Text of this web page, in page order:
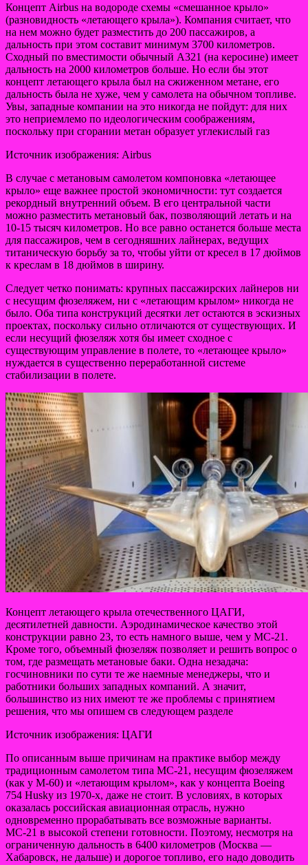
Концепт Airbus на водороде схемы «смешанное крыло»
(разновидность «летающего крыла»). Компания считает, что
на нем можно будет разместить до 200 пассажиров, а
дальность при этом составит минимум 3700 километров.
Сходный по вместимости обычный A321 (на керосине) имеет
дальность на 2000 километров больше. Но если бы этот
концепт летающего крыла был на сжиженном метане, его
дальность была не хуже, чем у самолета на обычном топливе.
Увы, западные компании на это никогда не пойдут: для них
это неприемлемо по идеологическим соображениям,
поскольку при сгорании метан образует углекислый газ
Источник изображения: Airbus
В случае с метановым самолетом компоновка «летающее
крыло» еще важнее простой экономичности: тут создается
рекордный внутренний объем. В его центральной части
можно разместить метановый бак, позволяющий летать и на
10-15 тысяч километров. Но все равно останется больше места
для пассажиров, чем в сегодняшних лайнерах, ведущих
титаническую борьбу за то, чтобы уйти от кресел в 17 дюймов
к креслам в 18 дюймов в ширину.
Следует четко понимать: крупных пассажирских лайнеров ни
с несущим фюзеляжем, ни с «летающим крылом» никогда не
было. Оба типа конструкций десятки лет остаются в эскизных
проектах, поскольку сильно отличаются от существующих. И
если несущий фюзеляж хотя бы имеет сходное с
существующим управление в полете, то «летающее крыло»
нуждается в существенно переработанной системе
стабилизации в полете.
Концепт летающего крыла отечественного ЦАГИ,
десятилетней давности. Аэродинамическое качество этой
конструкции равно 23, то есть намного выше, чем у МС-21.
Кроме того, объемный фюзеляж позволяет и решить вопрос о
том, где размещать метановые баки. Одна незадача:
госчиновники по сути те же наемные менеджеры, что и
работники больших западных компаний. А значит,
большинство из них имеют те же проблемы с принятием
решения, что мы опишем св следующем разделе
Источник изображения: ЦАГИ
По описанным выше причинам на практике выбор между
традиционным самолетом типа МС-21, несущим фюзеляжем
(как у М-60) и «летающим крылом», как у концепта Boeing
754 Husky из 1970-х, даже не стоит. В условиях, в которых
оказалась российская авиационная отрасль, нужно
одновременно прорабатывать все возможные варианты.
МС-21 в высокой степени готовности. Поэтому, несмотря на
ограниченную дальность в 6400 километров (Москва —
Хабаровск, не дальше) и дорогое топливо, его надо доводить